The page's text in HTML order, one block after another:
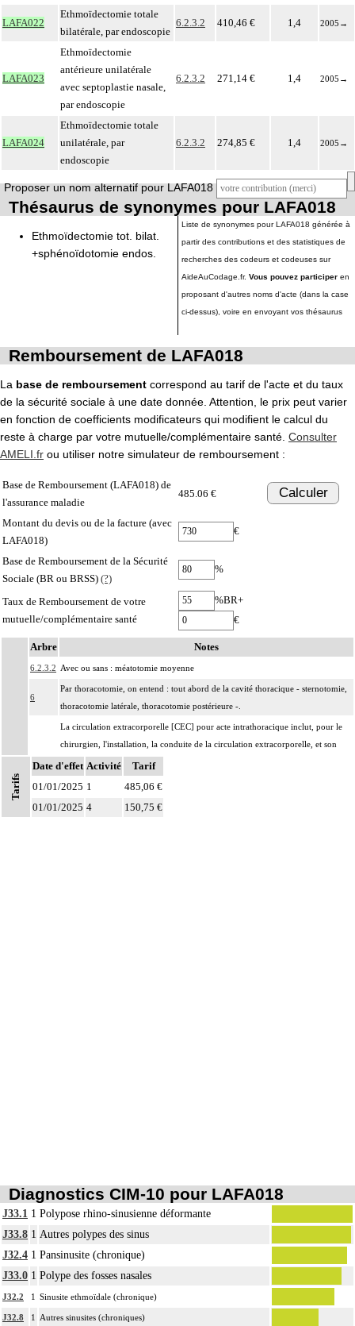
LAFA022
Ethmoïdectomie totale
bilatérale, par endoscopie
6.2.3.2 410,46 € 1,4 2005 →
LAFA023
Ethmoïdectomie
antérieure unilatérale
avec septoplastie nasale,
par endoscopie
6.2.3.2 271,14 € 1,4 2005 →
LAFA024
Ethmoïdectomie totale
unilatérale, par
endoscopie
6.2.3.2 274,85 € 1,4 2005 →
Proposer un nom alternatif pour LAFA018
Thésaurus de synonymes pour LAFA018
Ethmoïdectomie tot. bilat.
+sphénoïdotomie endos.
Liste de synonymes pour LAFA018 générée à
partir des contributions et des statistiques de
recherches des codeurs et codeuses sur
AideAuCodage.fr. Vous pouvez participer en
proposant d'autres noms d'acte (dans la case
ci-dessus), voire en envoyant vos thésaurus
Remboursement de LAFA018
La base de remboursement correspond au tarif de l'acte et du taux
de la sécurité sociale à une date donnée. Attention, le prix peut varier
en fonction de coefficients modificateurs qui modifient le calcul du
reste à charge par votre mutuelle/complémentaire santé. Consulter
AMELI.fr ou utiliser notre simulateur de remboursement :
Base de Remboursement (LAFA018) de
l'assurance maladie
485.06 € Calculer
Montant du devis ou de la facture (avec
LAFA018)
€
Base de Remboursement de la Sécurité
Sociale (BR ou BRSS) (?)
%
Taux de Remboursement de votre
mutuelle/complémentaire santé
%BR+
€
Notes
Arbre Notes
6.2.3.2 Avec ou sans : méatotomie moyenne
6
Par thoracotomie, on entend : tout abord de la cavité thoracique - sternotomie,
thoracotomie latérale, thoracotomie postérieure -.
6
La circulation extracorporelle [CEC] pour acte intrathoracique inclut, pour le
chirurgien, l'installation, la conduite de la circulation extracorporelle, et son
ablation. Elle inclut les responsabilités suivantes :
- décision de l'indication et choix de la technique
- choix du niveau d'hypothermie
Tarifs
Date d'effet Activité
Tarif
01/01/2025 1
485,06 €
01/01/2025 4 150,75 €
Diagnostics CIM-10 pour LAFA018
J33.1 1 Polypose rhino-sinusienne déformante
J33.8 1 Autres polypes des sinus
J32.4 1 Pansinusite (chronique)
J33.0 1 Polype des fosses nasales
J32.2 1 Sinusite ethmoïdale (chronique)
J32.8 1 Autres sinusites (chroniques)